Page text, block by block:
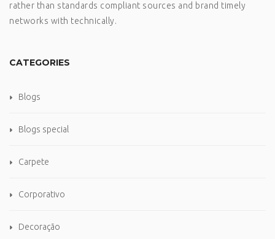
rather than standards compliant sources and brand timely
networks with technically.
CATEGORIES
Blogs
Blogs special
Carpete
Corporativo
Decoração